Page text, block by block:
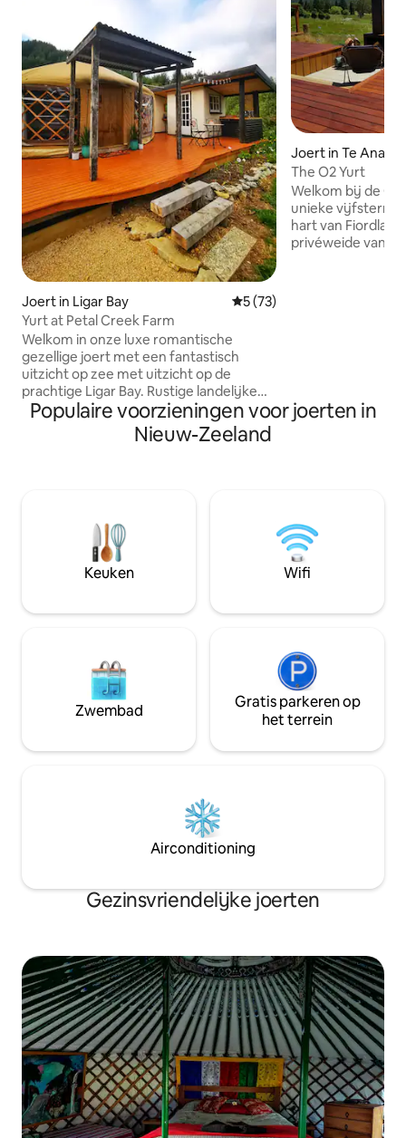
Joert in Ligar Bay Gemiddelde beoordeling
5 (73)
Yurt at Petal Creek Farm
Welkom in onze luxe romantische
gezellige joert met een fantastisch
uitzicht op zee met uitzicht op de
prachtige Ligar Bay. Rustige landelijke
omgeving naast een beek, tussen
weelderige inheemse fauna met veel
vogelleven. Een perfecte locatie voor
en ontspan in stijl op een unieke locatie.
Een perfecte plek om te verblijven voor
een romantisch uitje of soloreiziger om
unieke herinneringen te creëren.
Joert in Te Anau
The O2 Yurt
Welkom bij de
unieke
hart van
privéweide van één
wildernismeer is
Populaire voorzieningen voor joerten in
Nieuw-Zeeland
Keuken Wifi
Zwembad
Gratis parkeren op
het terrein
Airconditioning
Gezinsvriendelijke joerten